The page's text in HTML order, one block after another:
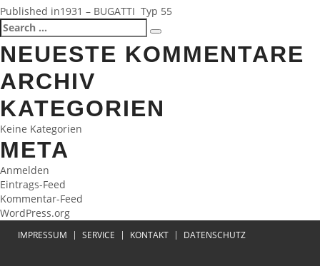
BEITRAGSNAVIGATION
Published in1931 – BUGATTI Typ 55
Search
for:
Search
NEUESTE KOMMENTARE
ARCHIV
KATEGORIEN
Keine Kategorien
META
Anmelden
Eintrags-Feed
Kommentar-Feed
WordPress.org
IMPRESSUM SERVICE KONTAKT DATENSCHUTZ